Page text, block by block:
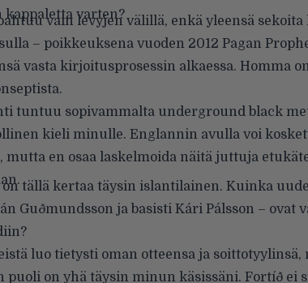
varten?
vain levyjen välillä, enkä yleensä
– poikkeuksena vuoden 2012 Pagan
vasta kirjoitusprosessin alkaessa. Homma
tuntuu sopivammalta underground black
kieli minulle. Englannin avulla voi
en osaa laskelmoida näitä juttuja
on tällä kertaa täysin islantilainen. Kuinka
Guðmundsson ja basisti Kári Pálsson – ovat
luo tietysti oman otteensa ja soittotyylinsä,
puoli on yhä täysin minun käsissäni. Fortíð ei